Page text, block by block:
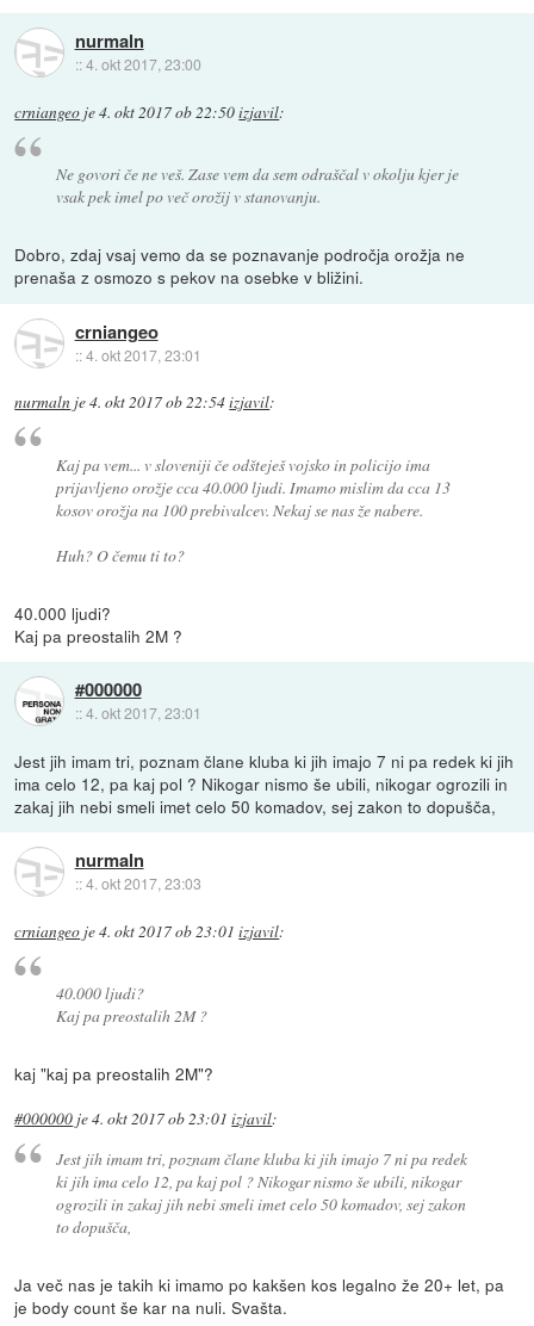
nurmaln
::4. okt 2017, 23:00
crniangeo je4. okt 2017 ob 22:50izjavil:
Ne govori če ne veš. Zase vem da sem odraščal v okolju kjer je
vsak pek imel po več orožij v stanovanju.
Dobro, zdaj vsaj vemo da se poznavanje področja orožja ne
prenaša z osmozo s pekov na osebke v bližini.
crniangeo
::4. okt 2017, 23:01
nurmaln je4. okt 2017 ob 22:54izjavil:
Kaj pa vem... v sloveniji če odšteješ vojsko in policijo ima
prijavljeno orožje cca 40.000 ljudi. Imamo mislim da cca 13
kosov orožja na 100 prebivalcev. Nekaj se nas že nabere.
Huh? O čemu ti to?
40.000 ljudi?
Kaj pa preostalih 2M ?
#000000
::4. okt 2017, 23:01
Jest jih imam tri, poznam člane kluba ki jih imajo 7 ni pa redek ki jih
ima celo 12, pa kaj pol ? Nikogar nismo še ubili, nikogar ogrozili in
zakaj jih nebi smeli imet celo 50 komadov, sej zakon to dopušča,
nurmaln
::4. okt 2017, 23:03
crniangeo je4. okt 2017 ob 23:01 izjavil:
40.000 ljudi?
Kaj pa preostalih 2M ?
kaj "kaj pa preostalih 2M"?
#000000 je4. okt 2017 ob 23:01 izjavil:
Jest jih imam tri, poznam člane kluba ki jih imajo 7 ni pa redek
ki jih ima celo 12, pa kaj pol ? Nikogar nismo še ubili, nikogar
ogrozili in zakaj jih nebi smeli imet celo 50 komadov, sej zakon
to dopušča,
Ja več nas je takih ki imamo po kakšen kos legalno že 20+ let, pa
je body count še kar na nuli. Svašta.